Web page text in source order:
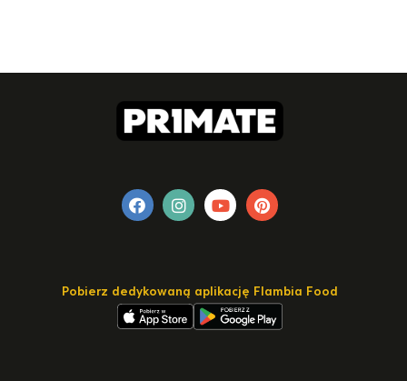
Pobierz dedykowaną aplikację Flambia Food